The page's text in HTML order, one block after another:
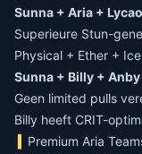
Sunna + Aria +
Superieure Stun-
Physical + Ether +
Sunna + Billy +
Geen limited pulls
Billy heeft CRIT-
Premium Aria